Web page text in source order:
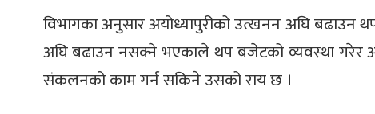
विभागका अनुसार अयोध्यापुरीको उत्खनन अघि
अघि बढाउन नसक्ने भएकाले थप बजेटको व्यवस्था गरेर
संकलनको काम गर्न सकिने उसको राय छ ।